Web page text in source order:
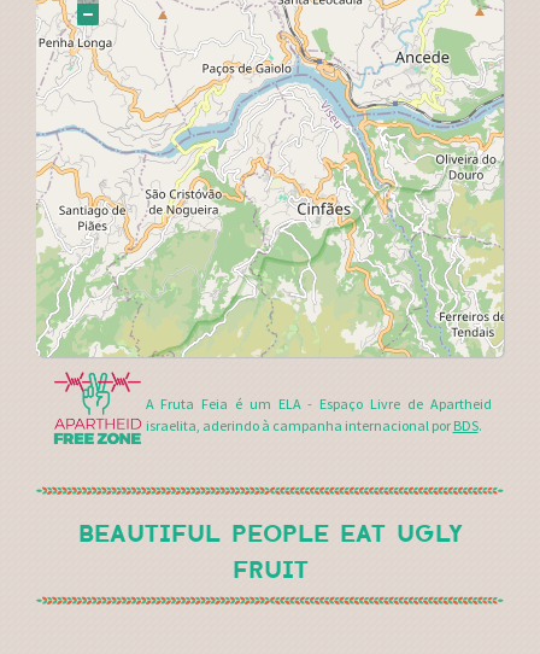
A Fruta Feia é um ELA - Espaço Livre de Apartheid
israelita, aderindo à campanha internacional por BDS.
BEAUTIFUL PEOPLE EAT UGLY
FRUIT